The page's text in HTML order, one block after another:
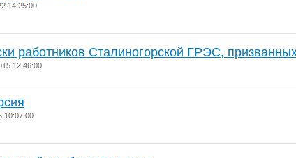
14:25:00
работников Сталиногорской ГРЭС,
12:46:00
10:07:00